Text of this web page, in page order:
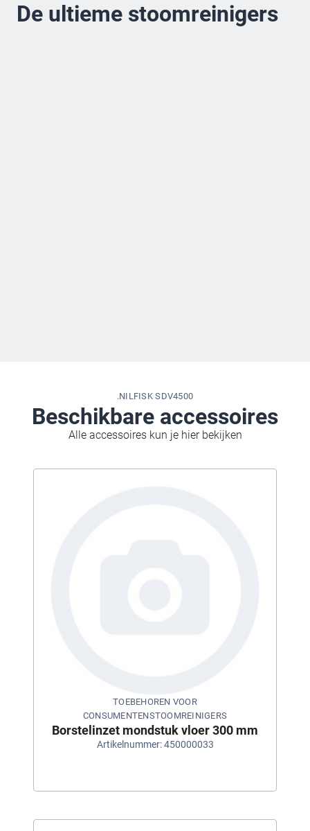
De ultieme stoomreinigers
.NILFISK SDV4500
Beschikbare accessoires
Alle accessoires kun je hier bekijken
TOEBEHOREN VOOR
CONSUMENTENSTOOMREINIGERS
Borstelinzet mondstuk vloer 300 mm
Artikelnummer: 450000033